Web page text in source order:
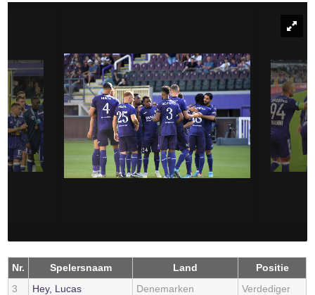
Nr. Spelersnaam Land
Positie
3
Hey, Lucas Denemarken
Verdediger